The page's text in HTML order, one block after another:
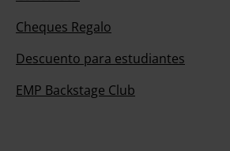
Cheques Regalo
Descuento para estudiantes
EMP Backstage Club